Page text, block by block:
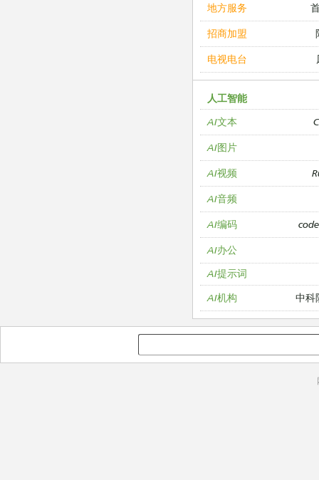
地方服务
招商加盟
电视电台
人工智能
AI文本
AI图片
AI视频
AI音频
AI编码
AI办公
AI提示词
AI机构
中科